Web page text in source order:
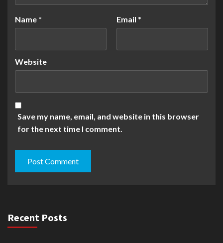
Name * Email *
Website
Save my name, email, and website in this browser
for the next time I comment.
Recent Posts